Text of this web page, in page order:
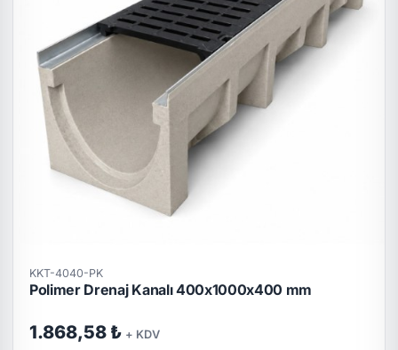
KKT-4040-PK
Polimer Drenaj Kanalı 400x1000x400 mm
1.868,58 ₺ + KDV